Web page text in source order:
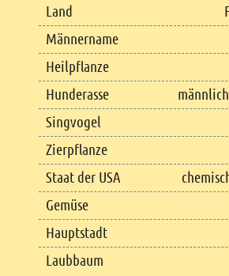
Land
Männername
Heilpflanze
Hunderasse
Singvogel
Zierpflanze
Staat der USA
Gemüse
Hauptstadt
Laubbaum